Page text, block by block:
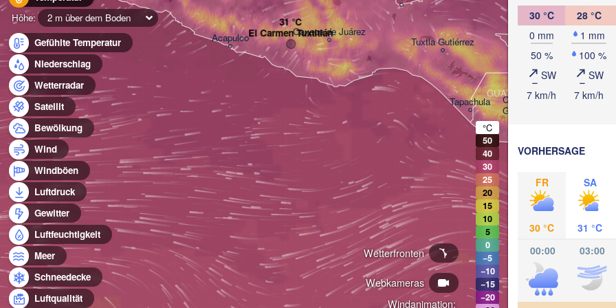
30 °C
0 mm
50 %
SW
7 km/h
28 °C
1 mm
100 %
SW
7 km/h
VORHERSAGE
FR
30 °C
SA
31 °C
00:00
03:00
Höhe:
2 m über dem Boden
Gefühlte Temperatur
Niederschlag
Wetterradar
Satellit
Bewölkung
Wind
Windböen
Luftdruck
Gewitter
Luftfeuchtigkeit
Meer
Schneedecke
Luftqualität
Windanimation:
Webkameras
Wetterfronten
Ciudad de
Guatemala
Acapulco Tuxtla Gutiérrez
Tapachula
Oaxaca de Juárez
GUATEMALA
San
BELIZE
El Carmen Tuxtitlán
°C
50
40
30
25
20
15
10
5
0
−5
−10
−15
−20